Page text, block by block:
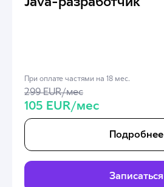
299 EUR/мес
105 EUR/мес
При оплате частями на 18 мес.
Подробнее
Записаться